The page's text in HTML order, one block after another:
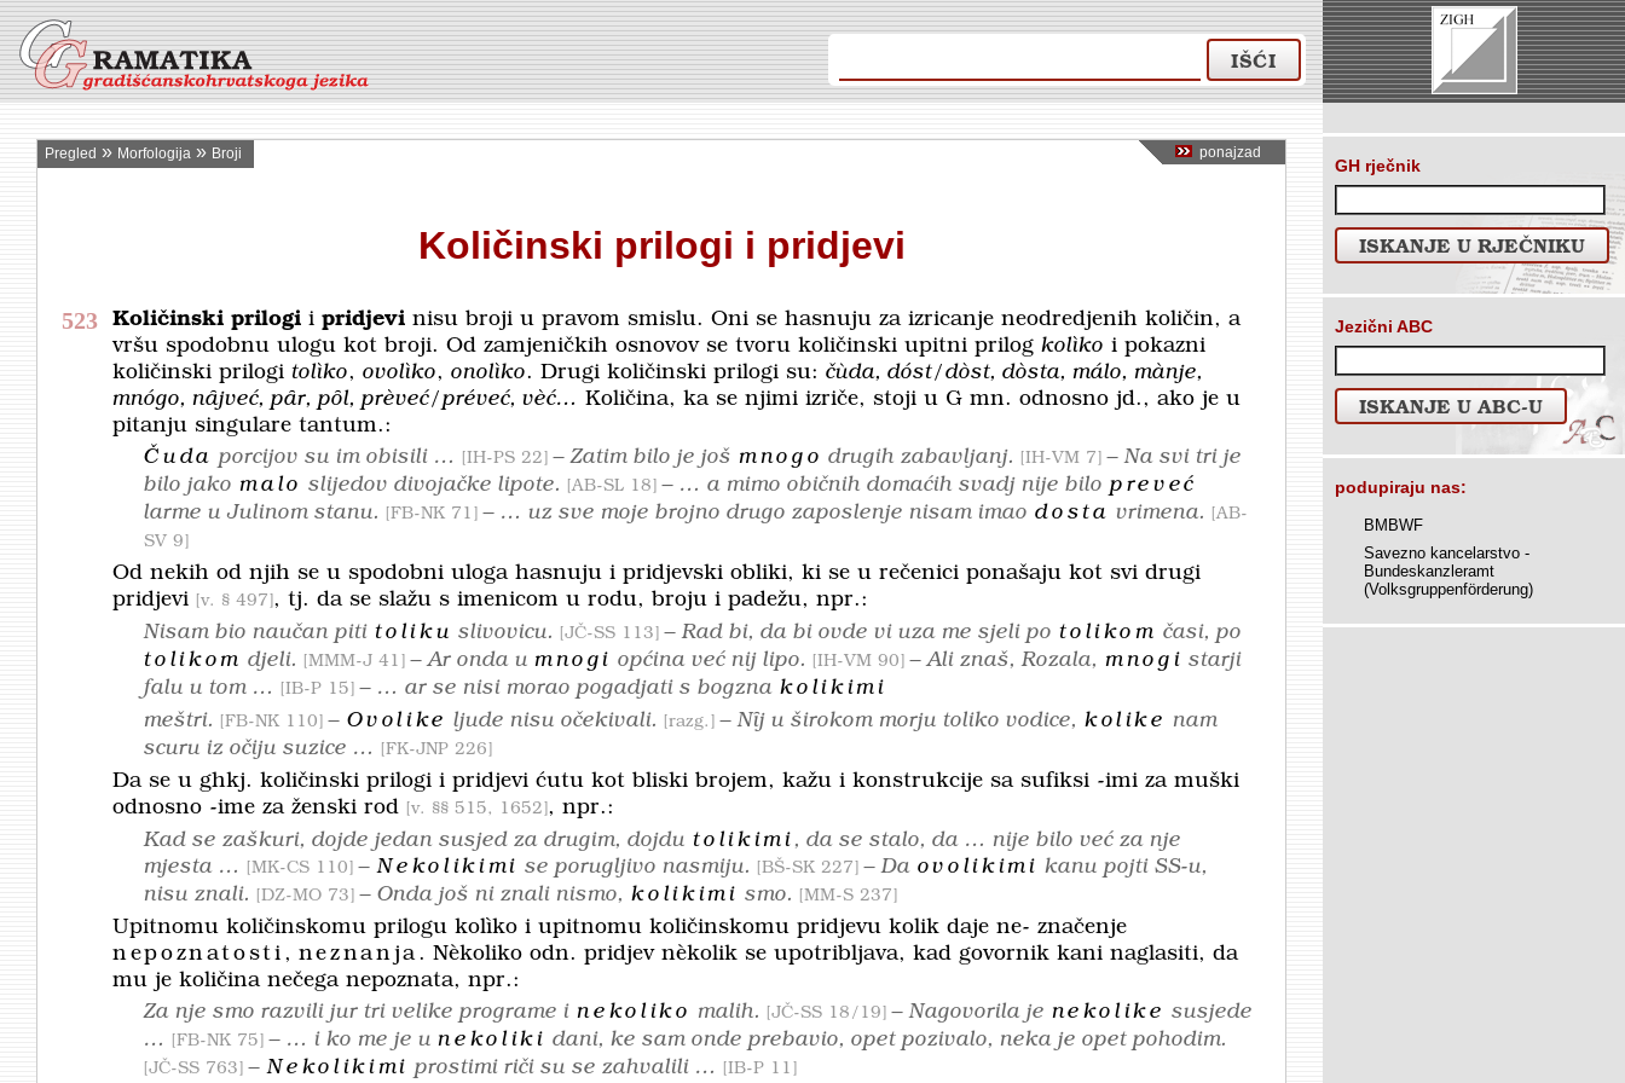
IŠĆI
Pregled » Morfologija » Broji ponajzad
Količinski prilogi i pridjevi
523 Količinski prilogi i pridjevi nisu broji u pravom smislu. Oni se hasnuju za izricanje neodredjenih količin, a
vršu spodobnu ulogu kot broji. Od zamjeničkih osnovov se tvoru količinski upitni prilog kolìko i pokazni
količinski prilogi tolìko, ovolìko, onolìko. Drugi količinski prilogi su: čùda, dóst/dòst, dòsta, málo, mànje,
mnógo, nȃjveć, pȃr, pȏl, prèveć/préveć, vèć… Količina, ka se njimi izriče, stoji u G mn. odnosno jd., ako je u
pitanju singulare tantum.:
Čuda porcijov su im obisili … IH-PS 22 – Zatim bilo je još mnogo drugih zabavljanj. IH-VM 7 – Na svi tri je
bilo jako malo slijedov divojačke lipote. AB-SL 18 – … a mimo običnih domaćih svadj nije bilo preveć
larme u Julinom stanu.
FB-NK 71 – … uz sve moje brojno drugo zaposlenje nisam imao dosta vrimena.
AB-
SV 9
Od nekih od njih se u spodobni uloga hasnuju i pridjevski obliki, ki se u rečenici ponašaju kot svi drugi
pridjevi
v. § 497 , tj. da se slažu s imenicom u rodu, broju i padežu, npr.:
Nisam bio naučan piti toliku slivovicu. JČ-SS 113 – Rad bi, da bi ovde vi uza me sjeli po tolikom časi, po
tolikom djeli. MMM-J 41 – Ar onda u mnogi općina već nij lipo. IH-VM 90 – Ali znaš, Rozala, mnogi starji
falu u tom …
IB-P 15 – … ar se nisi morao pogadjati s bogzna kolikimi
meštri.
FB-NK 110 – Ovolike ljude nisu očekivali. razg. – Nȋj u širokom morju toliko vodice, kolike nam
scuru iz očiju suzice …
FK-JNP 226
Da se u ghkj. količinski prilogi i pridjevi ćutu kot bliski brojem, kažu i konstrukcije sa sufiksi -imi za muški
odnosno -ime za ženski rod v. §§ 515, 1652 , npr.:
Kad se zaškuri, dojde jedan susjed za drugim, dojdu tolikimi , da se stalo, da … nije bilo već za nje
mjesta …
MK-CS 110 – Nekolikimi se porugljivo nasmiju. BŠ-SK 227 – Da ovolikimi kanu pojti SS-u,
nisu znali.
DZ-MO 73 – Onda još ni znali nismo, kolikimi smo. MM-S 237
Upitnomu količinskomu prilogu kolìko i upitnomu količinskomu pridjevu kolik daje ne- značenje
nepoznatosti , neznanja. Nèkoliko odn. prid­jev nèkolikse upotribljava, kad govornik kani naglasiti, da
mu je količi­na nečega nepoznata, npr.:
Za nje smo razvili jur tri velike programe i nekoliko malih. JČ-SS 18/19 – Nagovorila je nekolike susjede
…
FB-NK 75 – … i ko me je unekoliki dani, ke sam onde prebavio, opet pozivalo, neka je opet pohodim.
JČ-SS 763 – Nekolikimi prostimi riči su se zahvalili … IB-P 11
GH rječnik
ISKANJE U RJEČNIKU
Jezični ABC
ISKANJE U ABC-U
podupiraju nas:
BMBWF
Savezno kancelarstvo -
Bundeskanzleramt
(Volksgruppenförderung)